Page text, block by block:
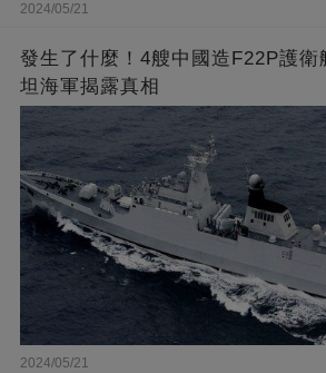
2024/05/21
發生了什麼！4艘中國造F22P護衛
坦海軍揭露真相
2024/05/21